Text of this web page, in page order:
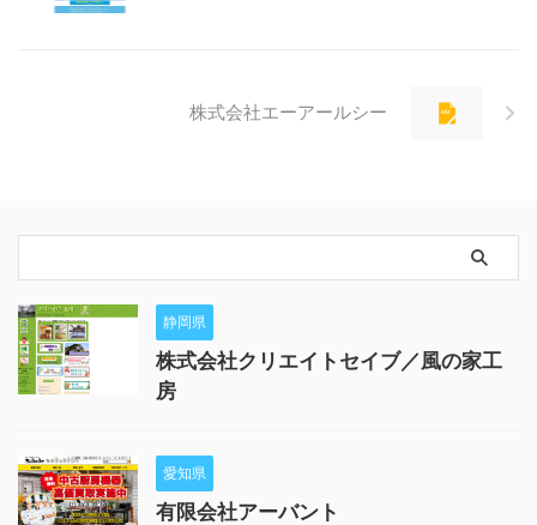
株式会社エーアールシー
静岡県
株式会社クリエイトセイブ／風の家工
房
愛知県
有限会社アーバント